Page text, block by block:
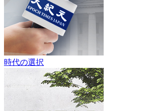
時代の選択